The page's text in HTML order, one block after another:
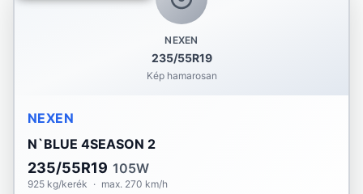
NEXEN
235/55R19
Kép hamarosan
NEXEN
N`BLUE 4SEASON 2
235/55R19 105W
925 kg/kerék · max. 270 km/h